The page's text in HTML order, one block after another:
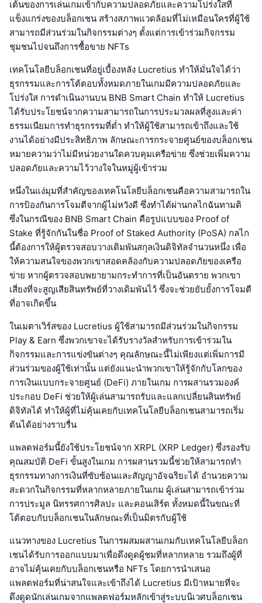
เต้นของการเล่นเกมเข้ากับความปลอดภัยและความโปร่งใสที่
แข็งแกร่งของบล็อกเชน สร้างสภาพแวดล้อมที่ไม่เหมือนใครที่ผู้ใช้
สามารถมีส่วนร่วมในกิจกรรมต่างๆ ตั้งแต่การเข้าร่วมกิจกรรม
ชุมชนไปจนถึงการซื้อขาย NFTs
เทคโนโลยีบล็อกเชนที่อยู่เบื้องหลัง Lucretius ทำให้มั่นใจได้ว่า
ธุรกรรมและการโต้ตอบทั้งหมดภายในเกมมีความปลอดภัยและ
โปร่งใส การดำเนินงานบน BNB Smart Chain ทำให้ Lucretius
ได้รับประโยชน์จากความสามารถในการประมวลผลที่สูงและค่า
ธรรมเนียมการทำธุรกรรมที่ต่ำ ทำให้ผู้ใช้สามารถเข้าถึงและใช้
งานได้อย่างมีประสิทธิภาพ ลักษณะการกระจายศูนย์ของบล็อกเชน
หมายความว่าไม่มีหน่วยงานใดควบคุมเครือข่าย ซึ่งช่วยเพิ่มความ
ปลอดภัยและความไว้วางใจในหมู่ผู้เข้าร่วม
หนึ่งในแง่มุมที่สำคัญของเทคโนโลยีบล็อกเชนคือความสามารถใน
การป้องกันการโจมตีจากผู้ไม่หวังดี ซึ่งทำได้ผ่านกลไกฉันทามติ
ซึ่งในกรณีของ BNB Smart Chain คือรูปแบบของ Proof of
Stake ที่รู้จักกันในชื่อ Proof of Staked Authority (PoSA) กลไก
นี้ต้องการให้ผู้ตรวจสอบวางเดิมพันสกุลเงินดิจิทัลจำนวนหนึ่ง เพื่อ
ให้ความสนใจของพวกเขาสอดคล้องกับความปลอดภัยของเครือ
ข่าย หากผู้ตรวจสอบพยายามกระทำการที่เป็นอันตราย พวกเขา
เสี่ยงที่จะสูญเสียสินทรัพย์ที่วางเดิมพันไว้ ซึ่งจะช่วยยับยั้งการโจมตี
ที่อาจเกิดขึ้น
ในเมตาเวิร์สของ Lucretius ผู้ใช้สามารถมีส่วนร่วมในกิจกรรม
Play & Earn ซึ่งพวกเขาจะได้รับรางวัลสำหรับการเข้าร่วมใน
กิจกรรมและการแข่งขันต่างๆ คุณลักษณะนี้ไม่เพียงแต่เพิ่มการมี
ส่วนร่วมของผู้ใช้เท่านั้น แต่ยังแนะนำพวกเขาให้รู้จักกับโลกของ
การเงินแบบกระจายศูนย์ (DeFi) ภายในเกม การผสานรวมองค์
ประกอบ DeFi ช่วยให้ผู้เล่นสามารถรับและแลกเปลี่ยนสินทรัพย์
ดิจิทัลได้ ทำให้ผู้ที่ไม่คุ้นเคยกับเทคโนโลยีบล็อกเชนสามารถเริ่ม
ต้นได้อย่างราบรื่น
แพลตฟอร์มนี้ยังใช้ประโยชน์จาก XRPL (XRP Ledger) ซึ่งรองรับ
คุณสมบัติ DeFi ขั้นสูงในเกม การผสานรวมนี้ช่วยให้สามารถทำ
ธุรกรรมทางการเงินที่ซับซ้อนและสัญญาอัจฉริยะได้ อำนวยความ
สะดวกในกิจกรรมที่หลากหลายภายในเกม ผู้เล่นสามารถเข้าร่วม
การประมูล นิทรรศการศิลปะ และคอนเสิร์ต ทั้งหมดนี้ในขณะที่
โต้ตอบกับบล็อกเชนในลักษณะที่เป็นมิตรกับผู้ใช้
แนวทางของ Lucretius ในการผสมผสานเกมกับเทคโนโลยีบล็อก
เชนได้รับการออกแบบมาเพื่อดึงดูดผู้ชมที่หลากหลาย รวมถึงผู้ที่
อาจไม่คุ้นเคยกับบล็อกเชนหรือ NFTs โดยการนำเสนอ
แพลตฟอร์มที่น่าสนใจและเข้าถึงได้ Lucretius มีเป้าหมายที่จะ
ดึงดูดนักเล่นเกมจากแพลตฟอร์มหลักเข้าสู่ระบบนิเวศบล็อกเชน